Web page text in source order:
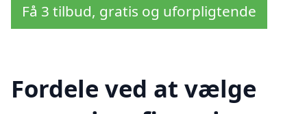
Få 3 tilbud, gratis og uforpligtende
Fordele ved at vælge